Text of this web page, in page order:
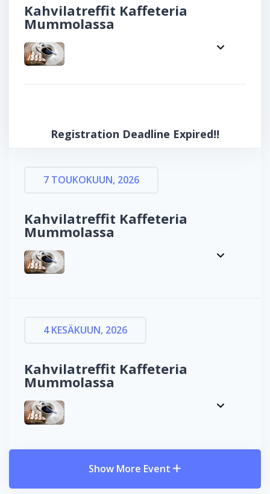
Kahvilatreffit Kaffeteria
Mummolassa
Registration Deadline Expired!!
7 TOUKOKUUN, 2026
Kahvilatreffit Kaffeteria
Mummolassa
4 KESÄKUUN, 2026
Kahvilatreffit Kaffeteria
Mummolassa
Show More Event